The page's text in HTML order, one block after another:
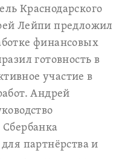
Краснодарского
Лейпи предложил
финансовых
готовность в
участие в
Андрей
Сбербанка
партнёрства и